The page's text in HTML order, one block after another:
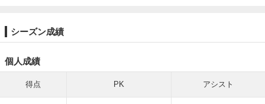
シーズン成績
個人成績
得点 PK アシスト